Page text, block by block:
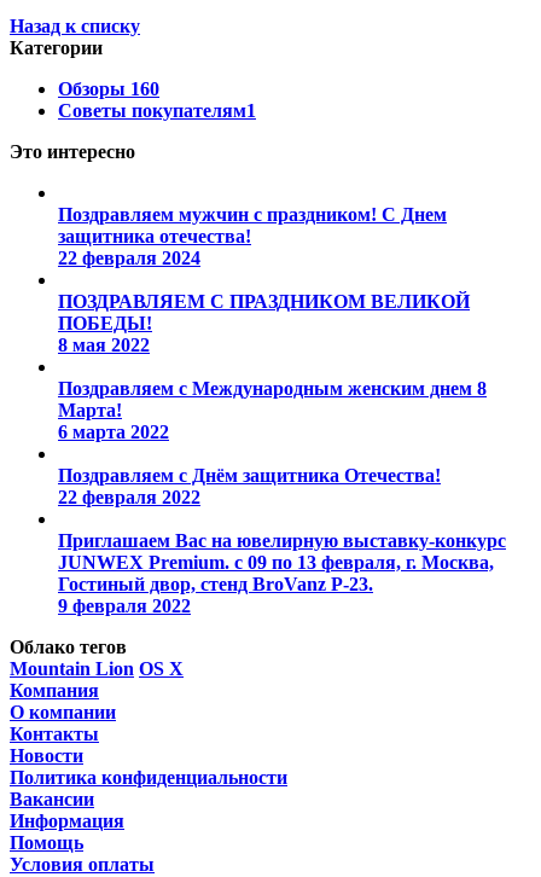
Назад к списку
Категории
Обзоры 160
Советы покупателям1
Это интересно
Поздравляем мужчин с праздником! С Днем
защитника отечества!
22 февраля 2024
ПОЗДРАВЛЯЕМ С ПРАЗДНИКОМ ВЕЛИКОЙ
ПОБЕДЫ!
8 мая 2022
Поздравляем с Международным женским днем 8
Марта!
6 марта 2022
Поздравляем с Днём защитника Отечества!
22 февраля 2022
Приглашаем Вас на ювелирную выставку-конкурс
JUNWEX Premium. с 09 по 13 февраля, г. Москва,
Гостиный двор, стенд BroVanz Р-23.
9 февраля 2022
Облако тегов
Mountain Lion OS X
Компания
О компании
Контакты
Новости
Политика конфиденциальности
Вакансии
Информация
Помощь
Условия оплаты